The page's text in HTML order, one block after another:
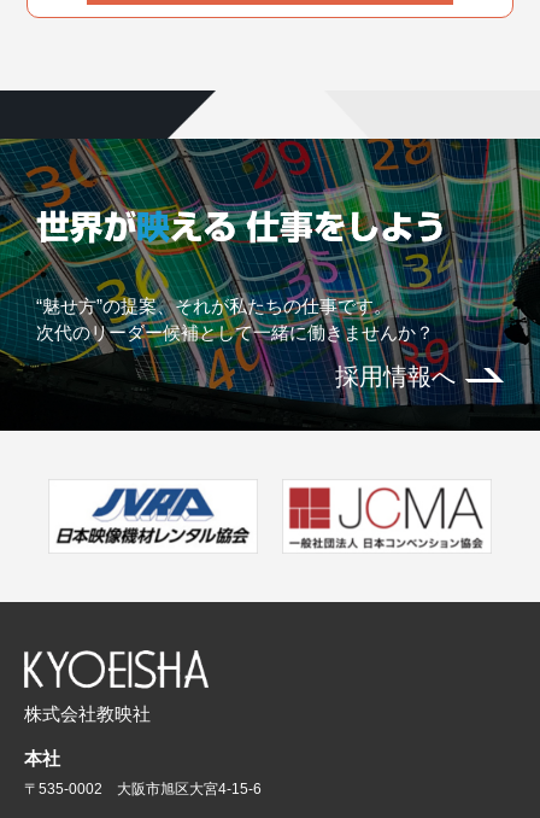
“魅せ方”の提案、それが私たちの仕事です。
次代のリーダー候補として一緒に働きませんか？
採用情報へ
株式会社教映社
本社
〒535-0002 大阪市旭区大宮4-15-6